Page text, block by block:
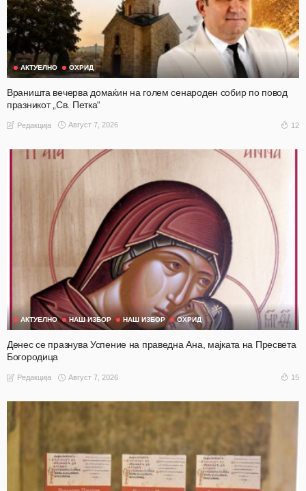
АКТУЕЛНО ОХРИД
Враништа вечерва домаќин на голем сенароден собир по повод
празникот „Св. Петка“
Редакција Август 7, 2026 12
АКТУЕЛНО НАШ ИЗБОР НАШ ИЗБОР ОХРИД
Денес се празнува Успение на праведна Ана, мајката на Пресвета
Богородица
Редакција Август 7, 2026 15